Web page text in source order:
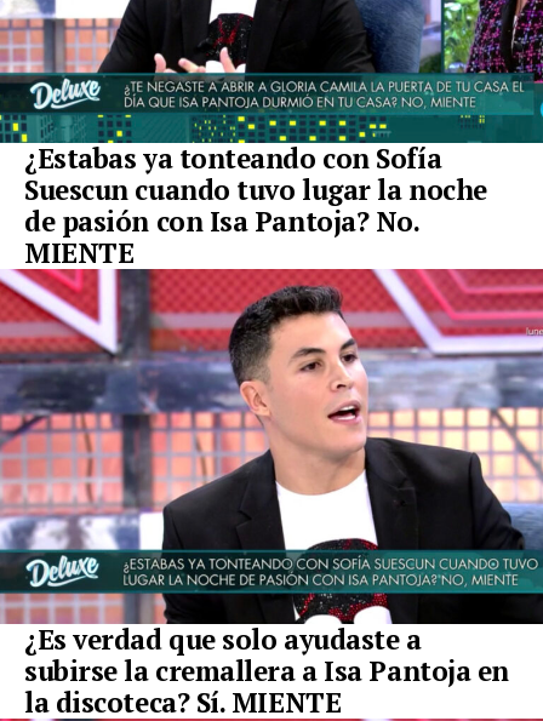
¿Estabas ya tonteando con Sofía
Suescun cuando tuvo lugar la noche
de pasión con Isa Pantoja? No.
MIENTE
¿Es verdad que solo ayudaste a
subirse la cremallera a Isa Pantoja en
la discoteca? Sí. MIENTE